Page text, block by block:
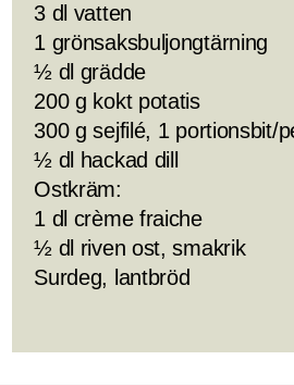
3 dl vatten
1 grönsaksbuljongtärning
½ dl grädde
200 g kokt potatis
300 g sejfilé, 1 portionsbit/
½ dl hackad dill
Ostkräm:
1 dl crème fraiche
½ dl riven ost, smakrik
Surdeg, lantbröd